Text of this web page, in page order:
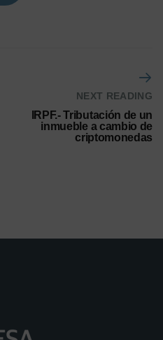
NEXT READING
IRPF.- Tributación de un
inmueble a cambio de
criptomonedas